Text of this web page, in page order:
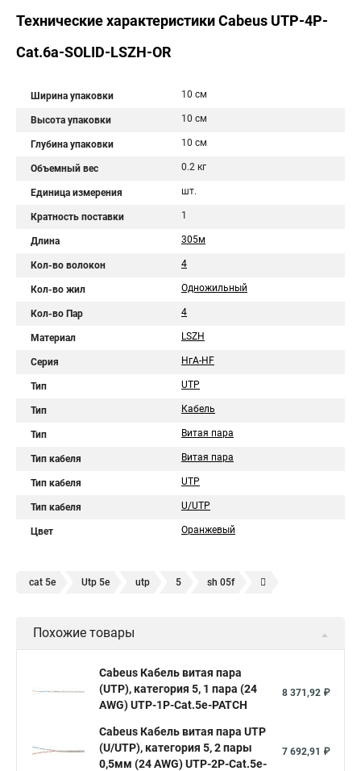
Технические характеристики Cabeus UTP-4P-
Cat.6a-SOLID-LSZH-OR
Ширина упаковки 10 см
Высота упаковки 10 см
Глубина упаковки 10 см
Объемный вес 0.2 кг
Единица измерения шт.
Кратность поставки 1
Длина 305м
Кол-во волокон 4
Кол-во жил Одножильный
Кол-во Пар 4
Материал LSZH
Серия НгА-HF
Тип UTP
Тип Кабель
Тип Витая пара
Тип кабеля Витая пара
Тип кабеля UTP
Тип кабеля U/UTP
Цвет Оранжевый
cat 5e Utp 5e utp 5 sh 05f
Похожие товары
Cabeus Кабель витая пара
(UTP), категория 5, 1 пара (24
AWG) UTP-1P-Cat.5e-PATCH
8 371,92 ₽
Cabeus Кабель витая пара UTP
(U/UTP), категория 5, 2 пары
0,5мм (24 AWG) UTP-2P-Cat.5e-
7 692,91 ₽